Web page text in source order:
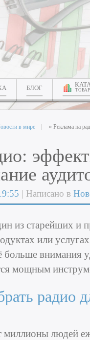
БЛОГ
в мире
» Реклама на
| Написано в
из старейших и
или
больше внимания
мощным
радио
людей